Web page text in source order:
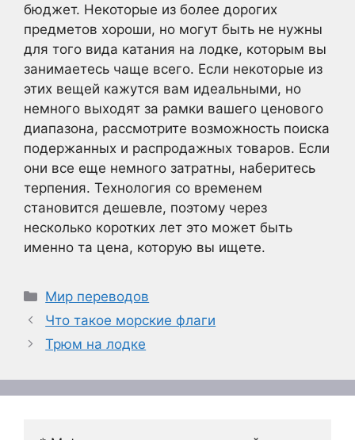
бюджет. Некоторые из более дорогих
предметов хороши, но могут быть не нужны
для того вида катания на лодке, которым вы
занимаетесь чаще всего. Если некоторые из
этих вещей кажутся вам идеальными, но
немного выходят за рамки вашего ценового
диапазона, рассмотрите возможность поиска
подержанных и распродажных товаров. Если
они все еще немного затратны, наберитесь
терпения. Технология со временем
становится дешевле, поэтому через
несколько коротких лет это может быть
именно та цена, которую вы ищете.
Рубрики
Мир переводов
Что такое морские флаги
Трюм на лодке